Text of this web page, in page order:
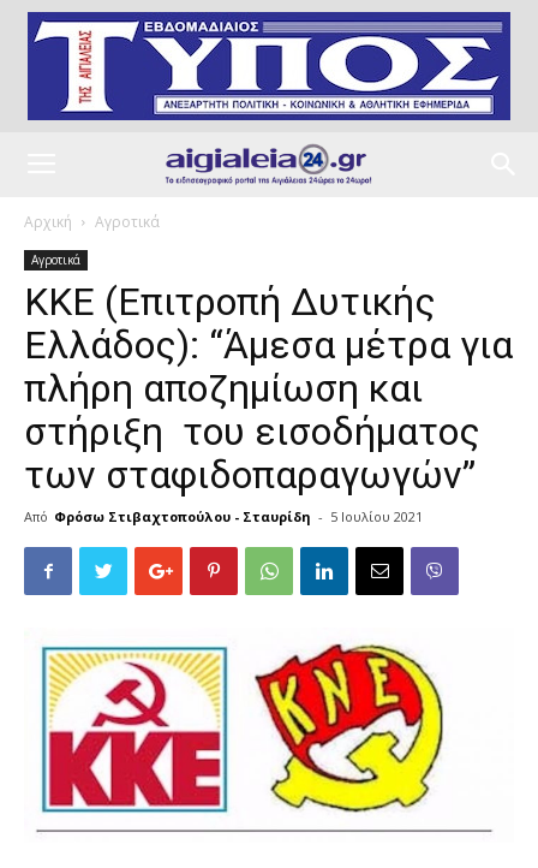
Αρχική Αγροτικά
Αγροτικά
ΚΚΕ (Επιτροπή Δυτικής
Ελλάδος): “Άμεσα μέτρα για
πλήρη αποζημίωση και
στήριξη του εισοδήματος
των σταφιδοπαραγωγών”
Από Φρόσω Στιβαχτοπούλου - Σταυρίδη - 5 Ιουλίου 2021